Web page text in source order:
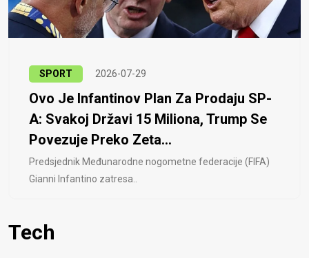
SPORT 2026-07-29
Ovo Je Infantinov Plan Za Prodaju SP-
A: Svakoj Državi 15 Miliona, Trump Se
Povezuje Preko Zeta...
Predsjednik Međunarodne nogometne federacije (FIFA)
Gianni Infantino zatresa..
Tech